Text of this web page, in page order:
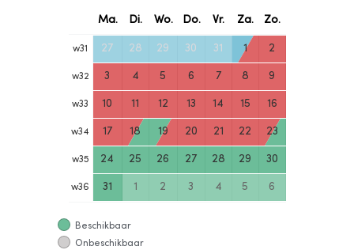
Ma. Di. Wo. Do. Vr. Za. Zo.
w31 27 28 29 30 31 1 2
w32 3 4 5 6 7 8 9
w33 10 11 12 13 14 15 16
w34 17 18 19 20 21 22 23
w35 24 25 26 27 28 29 30
w36 31 1 2 3 4 5 6
Beschikbaar
Onbeschikbaar